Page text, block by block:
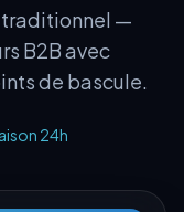
traditionnel —
B2B avec
de bascule.
24h